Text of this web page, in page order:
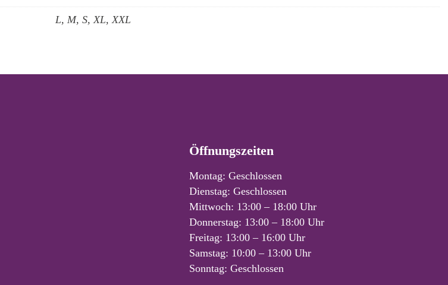
L, M, S, XL, XXL
Öffnungszeiten
Montag: Geschlossen
Dienstag: Geschlossen
Mittwoch: 13:00 – 18:00 Uhr
Donnerstag: 13:00 – 18:00 Uhr
Freitag: 13:00 – 16:00 Uhr
Samstag: 10:00 – 13:00 Uhr
Sonntag: Geschlossen